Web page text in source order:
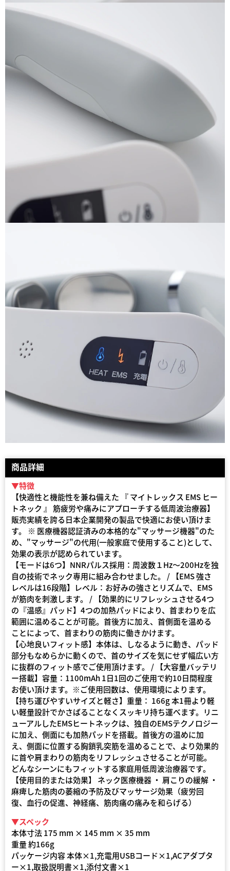
商品詳細
▼特徴
【快適性と機能性を兼ね備えた 『 マイトレックス EMS ヒー
トネック 』 筋疲労や痛みにアプローチする低周波治療器】
販売実績を誇る日本企業開発の製品で快適にお使い頂けま
す。 ※ 医療機器認証済みの本格的な"マッサージ機器"のた
め、"マッサージ"の代用(一般家庭で使用すること)として、
効果の表示が認められています。
【モードは6つ】NNRパルス採用：周波数１Hz～200Hzを独
自の技術でネック専用に組み合わせました。 / 【EMS 強さ
レベルは16段階】レベル：お好みの強さとリズムで、EMS
が筋肉を刺激します。 / 【効果的にリフレッシュさせる4つ
の『温感』パッド】4つの加熱パッドにより、首まわりを広
範囲に温めることが可能。首後方に加え、首側面を温める
ことによって、首まわりの筋肉に働きかけます。
【心地良いフィット感】本体は、しなるように動き、パッド
部分もなめらかに動くので、首のサイズを気にせず幅広い方
に抜群のフィット感でご使用頂けます。 / 【大容量バッテリ
ー搭載】容量：1100mAh 1日1回のご使用で約10日間程度
お使い頂けます。※ご使用回数は、使用環境によります。
【持ち運びやすいサイズと軽さ】重量： 166g 本1冊より軽
い軽量設計でかさばることなくスッキリ持ち運べます。リニ
ューアルしたEMSヒートネックは、独自のEMSテクノロジー
に加え、側面にも加熱パッドを搭載。首後方の温めに加
え、側面に位置する胸鎖乳突筋を温めることで、より効果的
に首や肩まわりの筋肉をリフレッシュさせることが可能。
どんなシーンにもフィットする家庭用低周波治療器です。
【使用目的または効果】 ネック医療機器 ・ 肩こりの緩解 ・
麻痺した筋肉の萎縮の予防及びマッサージ効果（疲労回
復、血行の促進、神経痛、筋肉痛の痛みを和らげる）
▼スペック
本体寸法 175 mm × 145 mm × 35 mm
重量 約166g
パッケージ内容 本体×1,充電用USBコード×1,ACアダプタ
ー×1,取扱説明書×1,添付文書×1